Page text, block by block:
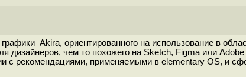
Akira, ориентированного на использование в
дизайнеров, чем то похожего на Sketch, Figma или
с рекомендациями, применяемыми в elementary OS, и